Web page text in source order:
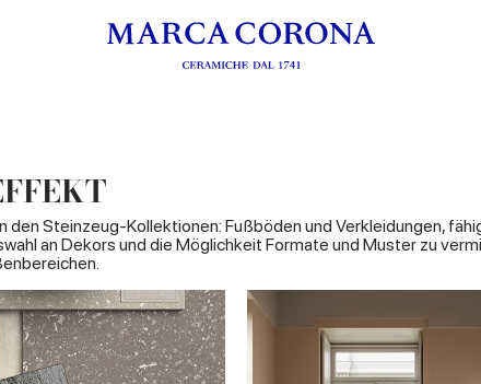
Steinzeug-Kollektionen: Fußböden und Verkleidungen,
an Dekors und die Möglichkeit Formate und Muster zu